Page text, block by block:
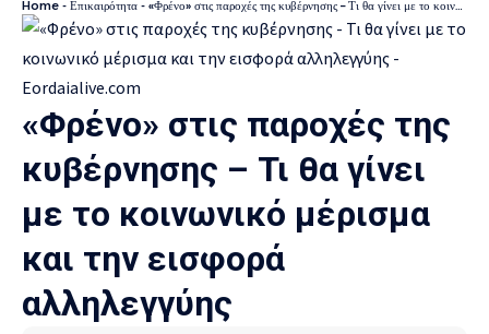
Home - Επικαιρότητα - «Φρένο» στις παροχές της κυβέρνησης – Τι θα γίνει με το κοινωνικό μέρισμα και την εισφορά αλληλεγγύης
«Φρένο» στις παροχές της
κυβέρνησης – Τι θα γίνει
με το κοινωνικό μέρισμα
και την εισφορά
αλληλεγγύης